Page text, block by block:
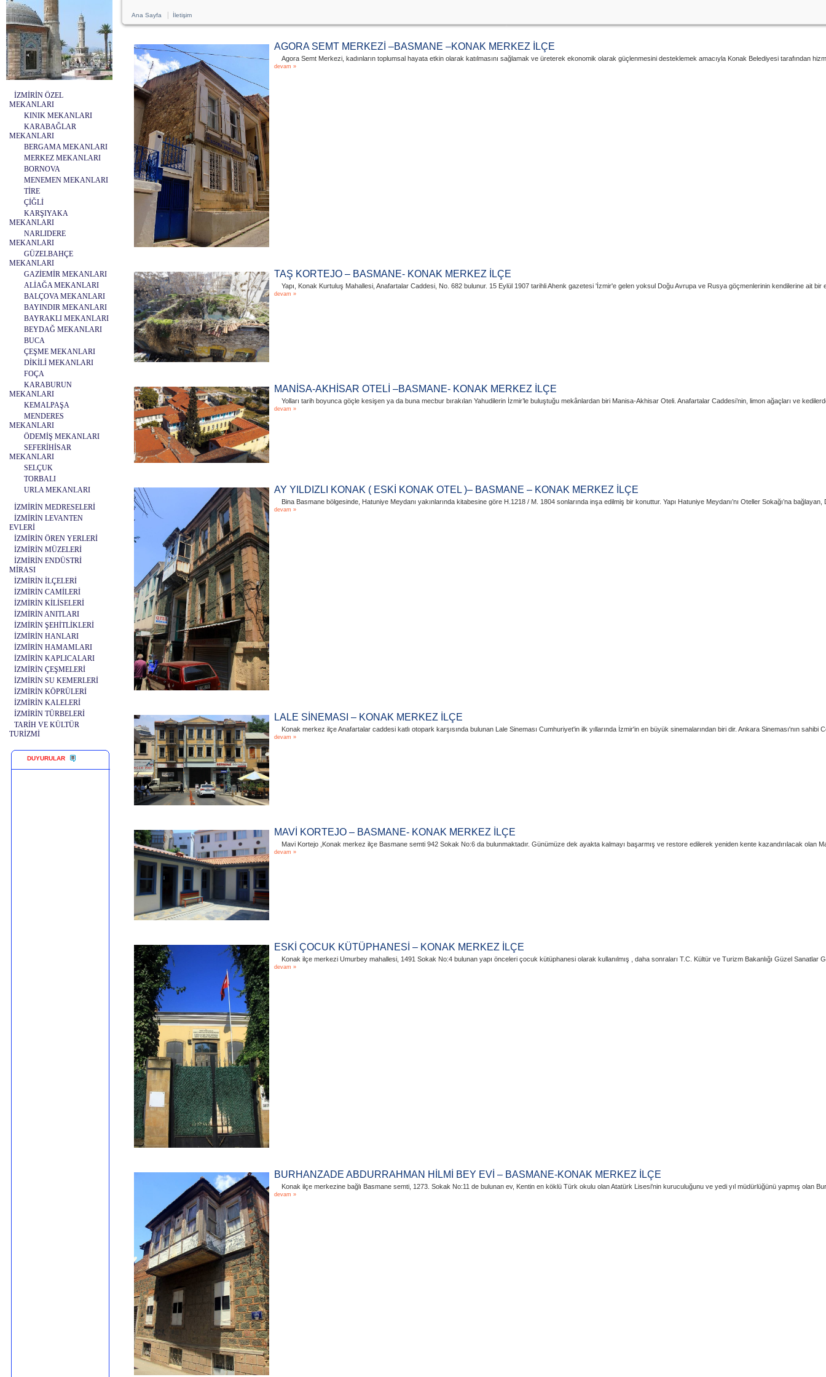
İZMİRİN ÖZEL
MEKANLARI
KINIK MEKANLARI
KARABAĞLAR
MEKANLARI
BERGAMA MEKANLARI
MERKEZ MEKANLARI
BORNOVA
MENEMEN MEKANLARI
TİRE
ÇİĞLİ
KARŞIYAKA
MEKANLARI
NARLIDERE
MEKANLARI
GÜZELBAHÇE
MEKANLARI
GAZİEMİR MEKANLARI
ALİAĞA MEKANLARI
BALÇOVA MEKANLARI
BAYINDIR MEKANLARI
BAYRAKLI MEKANLARI
BEYDAĞ MEKANLARI
BUCA
ÇEŞME MEKANLARI
DİKİLİ MEKANLARI
FOÇA
KARABURUN
MEKANLARI
KEMALPAŞA
MENDERES
MEKANLARI
ÖDEMİŞ MEKANLARI
SEFERİHİSAR
MEKANLARI
SELÇUK
TORBALI
URLA MEKANLARI
İZMİRİN MEDRESELERİ
İZMİRİN LEVANTEN
EVLERİ
İZMİRİN ÖREN YERLERİ
İZMİRİN MÜZELERİ
İZMİRİN ENDÜSTRİ
MİRASI
İZMİRİN İLÇELERİ
İZMİRİN CAMİLERİ
İZMİRİN KİLİSELERİ
İZMİRİN ANITLARI
İZMİRİN ŞEHİTLİKLERİ
İZMİRİN HANLARI
İZMİRİN HAMAMLARI
İZMİRİN KAPLICALARI
İZMİRİN ÇEŞMELERİ
İZMİRİN SU KEMERLERİ
İZMİRİN KÖPRÜLERİ
İZMİRİN KALELERİ
İZMİRİN TÜRBELERİ
TARİH VE KÜLTÜR
TURİZMİ
DUYURULAR
Ana Sayfa İletişim
AGORA SEMT MERKEZİ –BASMANE –KONAK MERKEZ İLÇE
Agora Semt Merkezi, kadınların toplumsal hayata etkin olarak katılmasını sağlamak ve üreterek ekonomik olarak güçlenmesini desteklemek amacıyla Konak Belediyesi tarafından
devam »
TAŞ KORTEJO – BASMANE- KONAK MERKEZ İLÇE
Yapı, Konak Kurtuluş Mahallesi, Anafartalar Caddesi, No. 682 bulunur. 15 Eylül 1907 tarihli Ahenk gazetesi 'İzmir'e gelen yoksul Doğu Avrupa ve Rusya göçmenlerinin kendilerine ait
devam »
MANİSA-AKHİSAR OTELİ –BASMANE- KONAK MERKEZ İLÇE
Yolları tarih boyunca göçle kesişen ya da buna mecbur bırakılan Yahudilerin İzmir’le buluştuğu mekânlardan biri Manisa-Akhisar Oteli. Anafartalar Caddesi’nin, limon ağaçları ve
devam »
AY YILDIZLI KONAK ( ESKİ KONAK OTEL )– BASMANE – KONAK MERKEZ İLÇE
Bina Basmane bölgesinde, Hatuniye Meydanı yakınlarında kitabesine göre H.1218 / M. 1804 sonlarında inşa edilmiş bir konuttur. Yapı Hatuniye Meydanı’nı Oteller Sokağı’na
devam »
LALE SİNEMASI – KONAK MERKEZ İLÇE
Konak merkez ilçe Anafartalar caddesi katlı otopark karşısında bulunan Lale Sineması Cumhuriyet'in ilk yıllarında İzmir'in en büyük sinemalarından biri dir. Ankara Sineması'nın
devam »
MAVİ KORTEJO – BASMANE- KONAK MERKEZ İLÇE
Mavi Kortejo ,Konak merkez ilçe Basmane semti 942 Sokak No:6 da bulunmaktadır. Günümüze dek ayakta kalmayı başarmış ve restore edilerek yeniden kente kazandırılacak olan
devam »
ESKİ ÇOCUK KÜTÜPHANESİ – KONAK MERKEZ İLÇE
Konak ilçe merkezi Umurbey mahallesi, 1491 Sokak No:4 bulunan yapı önceleri çocuk kütüphanesi olarak kullanılmış , daha sonraları T.C. Kültür ve Turizm Bakanlığı Güzel Sanatlar
devam »
BURHANZADE ABDURRAHMAN HİLMİ BEY EVİ – BASMANE-KONAK MERKEZ İLÇE
Konak ilçe merkezine bağlı Basmane semti, 1273. Sokak No:11 de bulunan ev, Kentin en köklü Türk okulu olan Atatürk Lisesi'nin kuruculuğunu ve yedi yıl müdürlüğünü yapmış olan
devam »